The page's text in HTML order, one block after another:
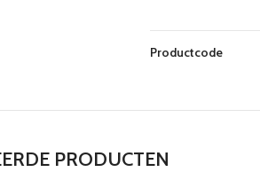
Productcode
PRODUCTEN